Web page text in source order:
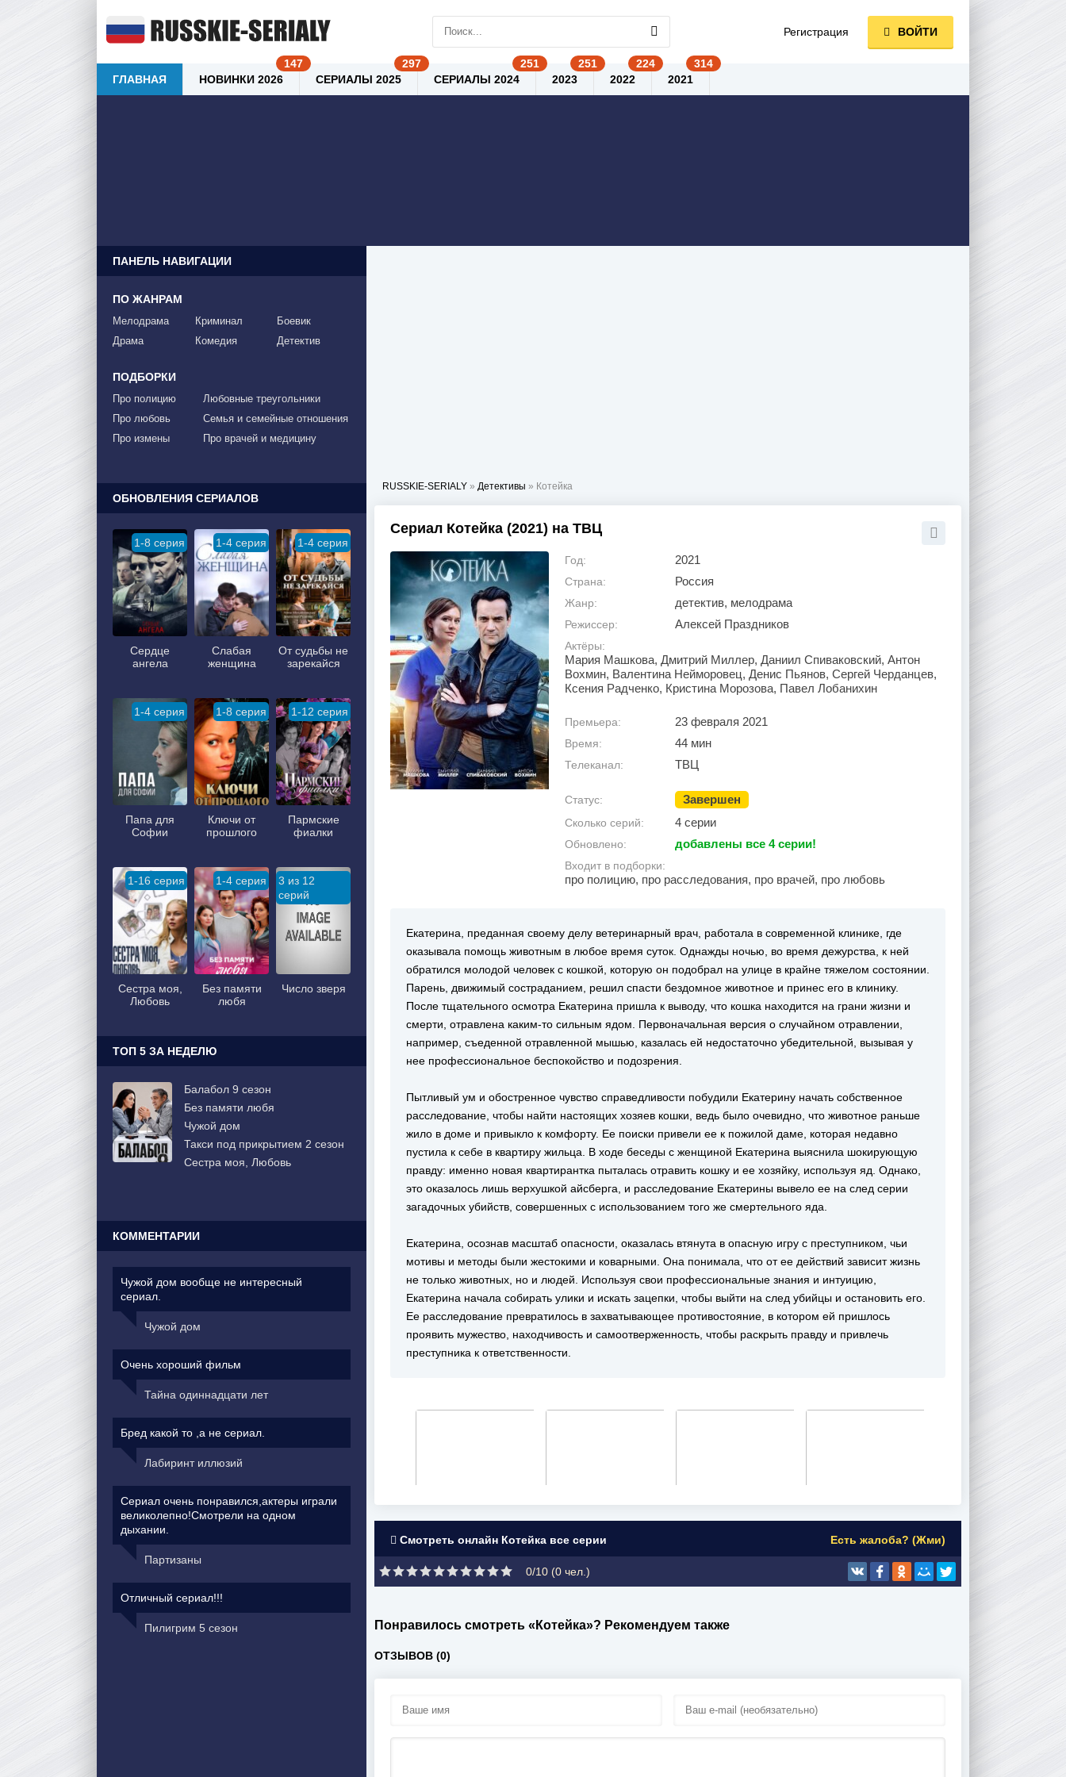
RUSSKIE-SERIALY » Детективы » Котейка
Сериал Котейка (2021) на ТВЦ
Год: 2021
Страна: Россия
Жанр: детектив, мелодрама
Режиссер: Алексей Праздников
Актёры:
Мария Машкова, Дмитрий Миллер, Даниил Спиваковский, Антон
Вохмин, Валентина Нейморовец, Денис Пьянов, Сергей Черданцев,
Ксения Радченко, Кристина Морозова, Павел Лобанихин
Премьера: 23 февраля 2021
Время: 44 мин
Телеканал: ТВЦ
Статус: Завершен
Сколько серий: 4 серии
Обновлено: добавлены все 4 серии!
Входит в подборки:
про полицию, про расследования, про врачей, про любовь
Екатерина, преданная своему делу ветеринарный врач, работала в современной клинике, где
оказывала помощь животным в любое время суток. Однажды ночью, во время дежурства, к ней
обратился молодой человек с кошкой, которую он подобрал на улице в крайне тяжелом состоянии.
Парень, движимый состраданием, решил спасти бездомное животное и принес его в клинику.
После тщательного осмотра Екатерина пришла к выводу, что кошка находится на грани жизни и
смерти, отравлена каким-то сильным ядом. Первоначальная версия о случайном отравлении,
например, съеденной отравленной мышью, казалась ей недостаточно убедительной, вызывая у
нее профессиональное беспокойство и подозрения.
Пытливый ум и обостренное чувство справедливости побудили Екатерину начать собственное
расследование, чтобы найти настоящих хозяев кошки, ведь было очевидно, что животное раньше
жило в доме и привыкло к комфорту. Ее поиски привели ее к пожилой даме, которая недавно
пустила к себе в квартиру жильца. В ходе беседы с женщиной Екатерина выяснила шокирующую
правду: именно новая квартирантка пыталась отравить кошку и ее хозяйку, используя яд. Однако,
это оказалось лишь верхушкой айсберга, и расследование Екатерины вывело ее на след серии
загадочных убийств, совершенных с использованием того же смертельного яда.
Екатерина, осознав масштаб опасности, оказалась втянута в опасную игру с преступником, чьи
мотивы и методы были жестокими и коварными. Она понимала, что от ее действий зависит жизнь
не только животных, но и людей. Используя свои профессиональные знания и интуицию,
Екатерина начала собирать улики и искать зацепки, чтобы выйти на след убийцы и остановить его.
Ее расследование превратилось в захватывающее противостояние, в котором ей пришлось
проявить мужество, находчивость и самоотверженность, чтобы раскрыть правду и привлечь
преступника к ответственности.
Смотреть онлайн Котейка все серии Есть жалоба? (Жми)
0/10 (0 чел.)
Понравилось смотреть «Котейка»? Рекомендуем также
ОТЗЫВОВ (0)
ПАНЕЛЬ НАВИГАЦИИ
ПО ЖАНРАМ
Мелодрама
Драма
Криминал
Комедия
Боевик
Детектив
ПОДБОРКИ
Про полицию
Про любовь
Про измены
Любовные треугольники
Семья и семейные отношения
Про врачей и медицину
ОБНОВЛЕНИЯ СЕРИАЛОВ
1-8 серия
Сердце
ангела
1-4 серия
Слабая
женщина
1-4 серия
От судьбы не
зарекайся
1-4 серия
Папа для
Софии
1-8 серия
Ключи от
прошлого
1-12 серия
Пармские
фиалки
1-16 серия
Сестра моя,
Любовь
1-4 серия
Без памяти
любя
3 из 12
серий
Число зверя
ТОП 5 ЗА НЕДЕЛЮ
Балабол 9 сезон
Без памяти любя
Чужой дом
Такси под прикрытием 2 сезон
Сестра моя, Любовь
КОММЕНТАРИИ
Чужой дом вообще не интересный
сериал.
Чужой дом
Очень хороший фильм
Тайна одиннадцати лет
Бред какой то ,а не сериал.
Лабиринт иллюзий
Сериал очень понравился,актеры играли
великолепно!Смотрели на одном
дыхании.
Партизаны
Отличный сериал!!!
Пилигрим 5 сезон
Регистрация ВОЙТИ
ГЛАВНАЯ НОВИНКИ 2026 СЕРИАЛЫ 2025 СЕРИАЛЫ 2024 2023 2022 2021